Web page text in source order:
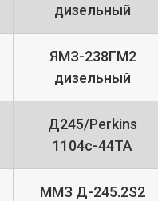
дизельный
ЯМЗ-238ГМ2
дизельный
Д245/Perkins
1104c-44ТА
ММЗ Д-245.2S2